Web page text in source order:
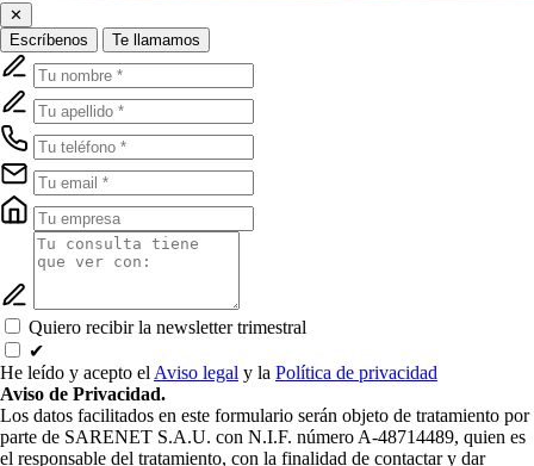
✕
Escríbenos
Te llamamos
Quiero recibir la newsletter trimestral
✔
He leído y acepto elAviso legal y la Política de privacidad
Aviso de Privacidad.
Los datos facilitados en este formulario serán objeto de tratamiento por
parte de SARENET S.A.U. con N.I.F. número A-48714489, quien es
el responsable del tratamiento, con la finalidad de contactar y dar